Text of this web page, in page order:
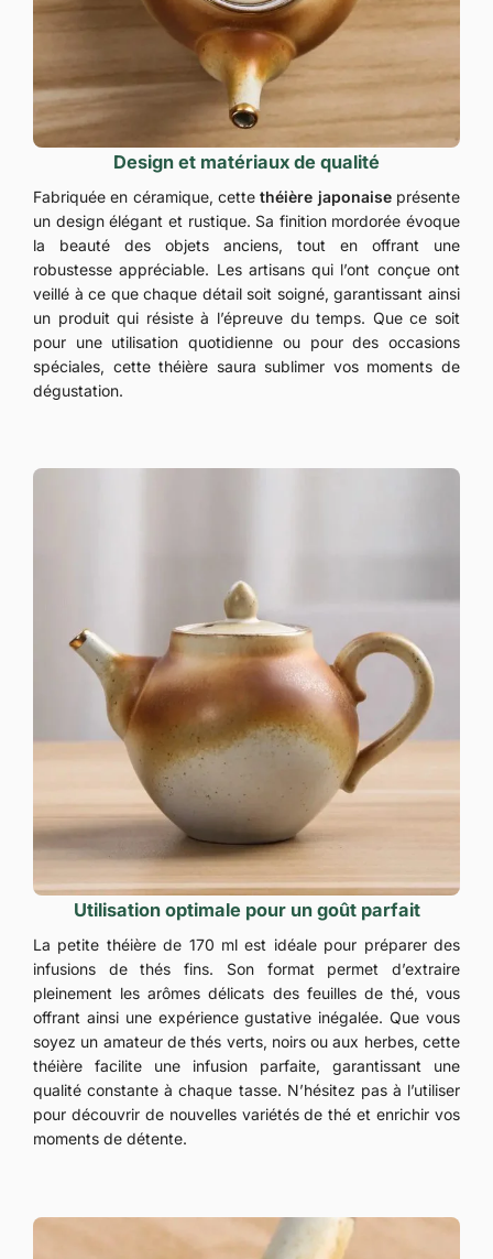
Design et matériaux de qualité
Fabriquée en céramique, cettethéière japonaiseprésente
un design élégant et rustique. Sa finition mordorée évoque
la beauté des objets anciens, tout en offrant une
robustesse appréciable. Les artisans qui l’ont conçue ont
veillé à ce que chaque détail soit soigné, garantissant ainsi
un produit qui résiste à l’épreuve du temps. Que ce soit
pour une utilisation quotidienne ou pour des occasions
spéciales, cette théière saura sublimer vos moments de
dégustation.
Utilisation optimale pour un goût parfait
La petite théière de 170 ml est idéale pour préparer des
infusions de thés fins. Son format permet d’extraire
pleinement les arômes délicats des feuilles de thé, vous
offrant ainsi une expérience gustative inégalée. Que vous
soyez un amateur de thés verts, noirs ou aux herbes, cette
théière facilite une infusion parfaite, garantissant une
qualité constante à chaque tasse. N’hésitez pas à l’utiliser
pour découvrir de nouvelles variétés de thé et enrichir vos
moments de détente.